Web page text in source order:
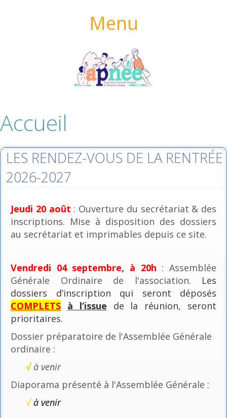
Menu
Accueil
LES RENDEZ-VOUS DE LA RENTRÉE
2026-2027
Jeudi 20 août : Ouverture du secrétariat & des
inscriptions. Mise à disposition des dossiers
au secrétariat et imprimables depuis ce site.
Vendredi 04 septembre, à 20h : Assemblée
Générale Ordinaire de l'association. Les
dossiers d’inscription qui seront déposés
COMPLETS à l’issue de la réunion, seront
prioritaires.
Dossier préparatoire de l'Assemblée Générale
ordinaire :
√ à venir
Diaporama présenté à l'Assemblée Générale :
√à venir